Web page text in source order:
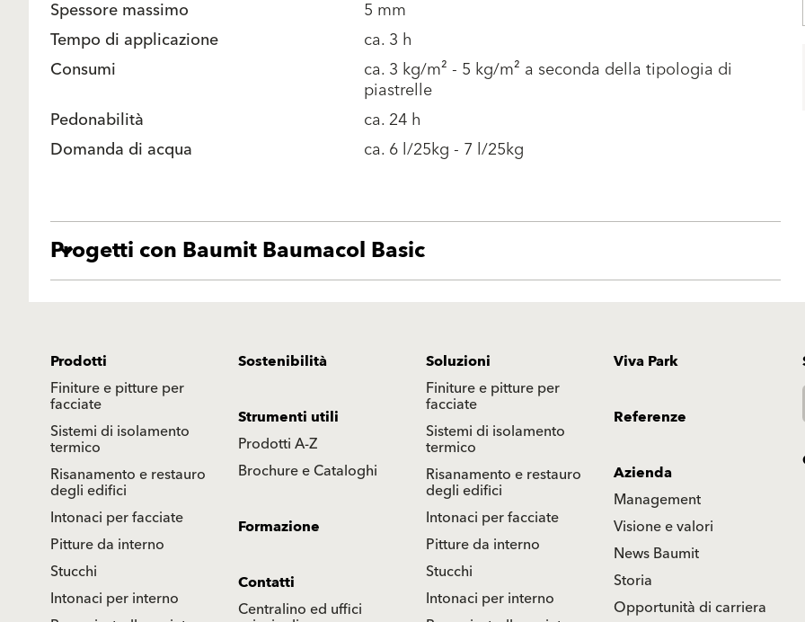
Spessore massimo
5 mm
Tempo di applicazione
ca. 3 h
Consumi
ca. 3 kg/m² - 5 kg/m² a seconda della tipologia di
piastrelle
Pedonabilità
ca. 24 h
Domanda di acqua
ca. 6 l/25kg - 7 l/25kg
Progetti con Baumit Baumacol Basic
Prodotti
Finiture e pitture per
facciate
Sistemi di isolamento
termico
Risanamento e restauro
degli edifici
Intonaci per facciate
Pitture da interno
Stucchi
Intonaci per interno
Sostenibilità
Soluzioni
Finiture e pitture per
facciate
Sistemi di isolamento
termico
Risanamento e restauro
degli edifici
Intonaci per facciate
Pitture da interno
Stucchi
Intonaci per interno
Viva Park
Strumenti utili
Prodotti A-Z
Brochure e Cataloghi
Referenze
Azienda
Management
Visione e valori
News Baumit
Storia
Opportunità di carriera
Formazione
Contatti
Centralino ed uffici